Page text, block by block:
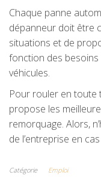
Chaque panne
dépanneur doit être
situations et de
fonction des
véhicules.
Pour rouler en toute
propose les
remorquage. Alors,
de l’entreprise en
Catégorie Emploi